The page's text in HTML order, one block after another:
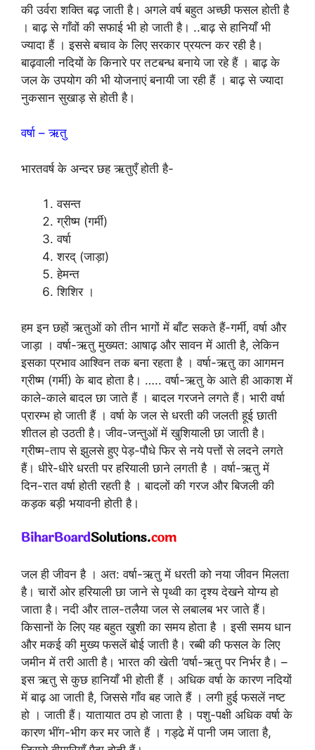
की उर्वरा शक्ति बढ़ जाती है। अगले वर्ष बहुत अच्छी फसल होती है
। बाढ़ से गाँवों की सफाई भी हो जाती है। ..बाढ़ से हानियाँ भी
ज्यादा हैं । इससे बचाव के लिए सरकार प्रयत्न कर रही है।
बाढ़वाली नदियों के किनारे पर तटबन्ध बनाये जा रहे हैं । बाढ़ के
जल के उपयोग की भी योजनाएं बनायी जा रही हैं । बाढ़ से ज्यादा
नुकसान सुखाड़ से होती है।
वर्षा – ऋतु
भारतवर्ष के अन्दर छह ऋतुएँ होती है-
वसन्त
ग्रीष्म (गर्मी)
वर्षा
शरद् (जाड़ा)
हेमन्त
शिशिर ।
हम इन छहों ऋतुओं को तीन भागों में बाँट सकते हैं-गर्मी, वर्षा और
जाड़ा । वर्षा-ऋतु मुख्यत: आषाढ़ और सावन में आती है, लेकिन
इसका प्रभाव आश्विन तक बना रहता है । वर्षा-ऋतु का आगमन
ग्रीष्म (गर्मी) के बाद होता है। ….. वर्षा-ऋतु के आते ही आकाश में
काले-काले बादल छा जाते हैं । बादल गरजने लगते हैं। भारी वर्षा
प्रारम्भ हो जाती हैं । वर्षा के जल से धरती की जलती हूई छाती
शीतल हो उठती है। जीव-जन्तुओं में खुशियाली छा जाती है।
ग्रीष्म-ताप से झुलसे हुए पेड़-पौधे फिर से नये पत्तों से लदने लगते
हैं। धीरे-धीरे धरती पर हरियाली छाने लगती है । वर्षा-ऋतु में
दिन-रात वर्षा होती रहती है । बादलों की गरज और बिजली की
कड़क बड़ी भयावनी होती है।
जल ही जीवन है । अत: वर्षा-ऋतु में धरती को नया जीवन मिलता
है। चारों ओर हरियाली छा जाने से पृथ्वी का दृश्य देखने योग्य हो
जाता है। नदी और ताल-तलैया जल से लबालब भर जाते हैं।
किसानों के लिए यह बहुत खुशी का समय होता है । इसी समय धान
और मकई की मुख्य फसलें बोई जाती है। रब्बी की फसल के लिए
जमीन में तरी आती है। भारत की खेती ‘वर्षा-ऋतु पर निर्भर है। –
इस ऋतु से कुछ हानियाँ भी होती हैं । अधिक वर्षा के कारण नदियों
में बाढ़ आ जाती है, जिससे गाँव बह जाते हैं । लगी हुई फसलें नष्ट
हो । जाती हैं। यातायात ठप हो जाता है । पशु-पक्षी अधिक वर्षा के
कारण भींग-भीग कर मर जाते हैं । गड्ढे में पानी जम जाता है,